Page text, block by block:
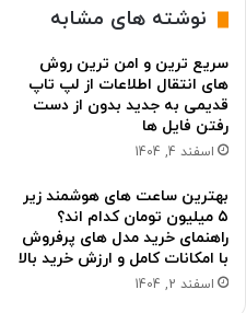
نوشته های مشابه
سریع ترین و امن ترین روش
های انتقال اطلاعات از لپ تاپ
قدیمی به جدید بدون از دست
رفتن فایل ها
اسفند 4, 1404
بهترین ساعت های هوشمند زیر
۵ میلیون تومان کدام اند؟
راهنمای خرید مدل های پرفروش
با امکانات کامل و ارزش خرید بالا
اسفند 2, 1404